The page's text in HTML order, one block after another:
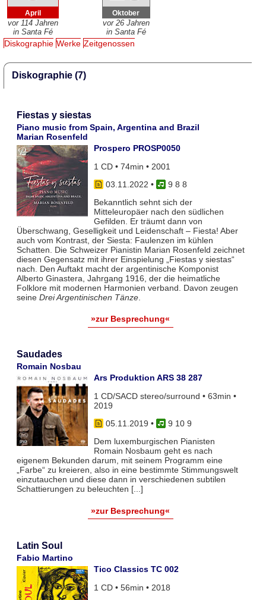
April
vor 114 Jahren
in Santa Fé
Oktober
vor 26 Jahren
in Santa Fé
Diskographie Werke Zeitgenossen
Diskographie (7)
Fiestas y siestas
Piano music from Spain, Argentina and Brazil
Marian Rosenfeld
Prospero PROSP0050
1 CD • 74min • 2001
03.11.2022 •
9 8 8
Bekanntlich sehnt sich der
Mitteleuropäer nach den südlichen
Gefilden. Er träumt dann von
Überschwang, Geselligkeit und Leidenschaft – Fiesta! Aber
auch vom Kontrast, der Siesta: Faulenzen im kühlen
Schatten. Die Schweizer Pianistin Marian Rosenfeld zeichnet
diesen Gegensatz mit ihrer Einspielung „Fiestas y siestas“
nach. Den Auftakt macht der argentinische Komponist
Alberto Ginastera, Jahrgang 1916, der die heimatliche
Folklore mit modernen Harmonien verband. Davon zeugen
seine Drei Argentinischen Tänze.
»zur Besprechung«
Saudades
Romain Nosbau
Ars Produktion ARS 38 287
1 CD/SACD stereo/surround • 63min •
2019
05.11.2019 •
9 10 9
Dem luxemburgischen Pianisten
Romain Nosbaum geht es nach
eigenem Bekunden darum, mit seinem Programm eine
„Farbe“ zu kreieren, also in eine bestimmte Stimmungswelt
einzutauchen und diese dann in verschiedenen subtilen
Schattierungen zu beleuchten [...]
»zur Besprechung«
Latin Soul
Fabio Martino
Tico Classics TC 002
1 CD • 56min • 2018